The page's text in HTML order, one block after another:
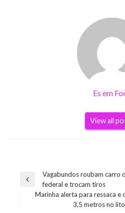
Es em
View all
Navegação
Previous
Vagabundos roubam carro
federal e trocam tiros
Marinha alerta para ressaca e
3,5 metros no